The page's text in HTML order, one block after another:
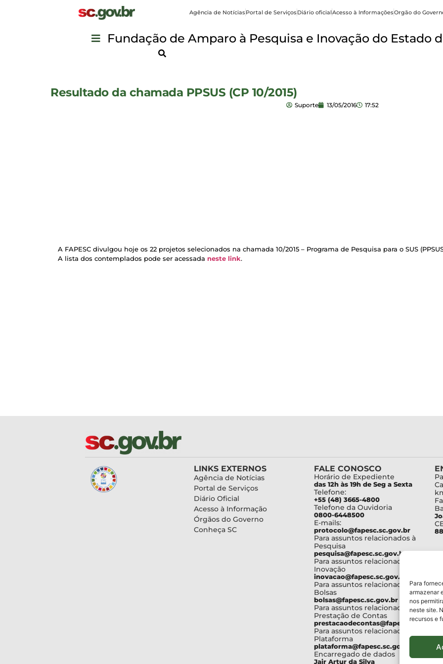
Para
armazenar
nos
neste site.
recursos e
Agência de NotíciasPortal de ServiçosDiário oficialAcesso à InformaçõesOrgão do
Fundação de Amparo à Pesquisa e Inovação do Estado
Resultado da chamada PPSUS (CP 10/2015)
Suporte 13/05/2016 17:52
A FAPESC divulgou hoje os 22 projetos selecionados na chamada 10/2015 – Programa de Pesquisa para o SUS
A lista dos contemplados pode ser acessada neste link.
LINKS EXTERNOS
Agência de Notícias
Portal de Serviços
Diário Oficial
Acesso à Informação
Órgãos do Governo
Conheça SC
FALE CONOSCO
Horário de Expediente
das 12h às 19h de Seg a Sexta
Telefone:
+55 (48) 3665-4800
Telefone da Ouvidoria
0800-6448500
E-mails:
protocolo@fapesc.sc.gov.br
Para assuntos relacionados à
Pesquisa
pesquisa@fapesc.sc.gov.br
Para assuntos relacionados à
Inovação
inovacao@fapesc.sc.gov.br
Para assuntos relacionados à
Bolsas
bolsas@fapesc.sc.gov.br
Para assuntos relacionados à
Prestação de Contas
prestacaodecontas@fapesc.sc.gov.br
Para assuntos relacionados à
Plataforma
plataforma@fapesc.sc.gov.br
Encarregado de dados
Jair Artur da Silva